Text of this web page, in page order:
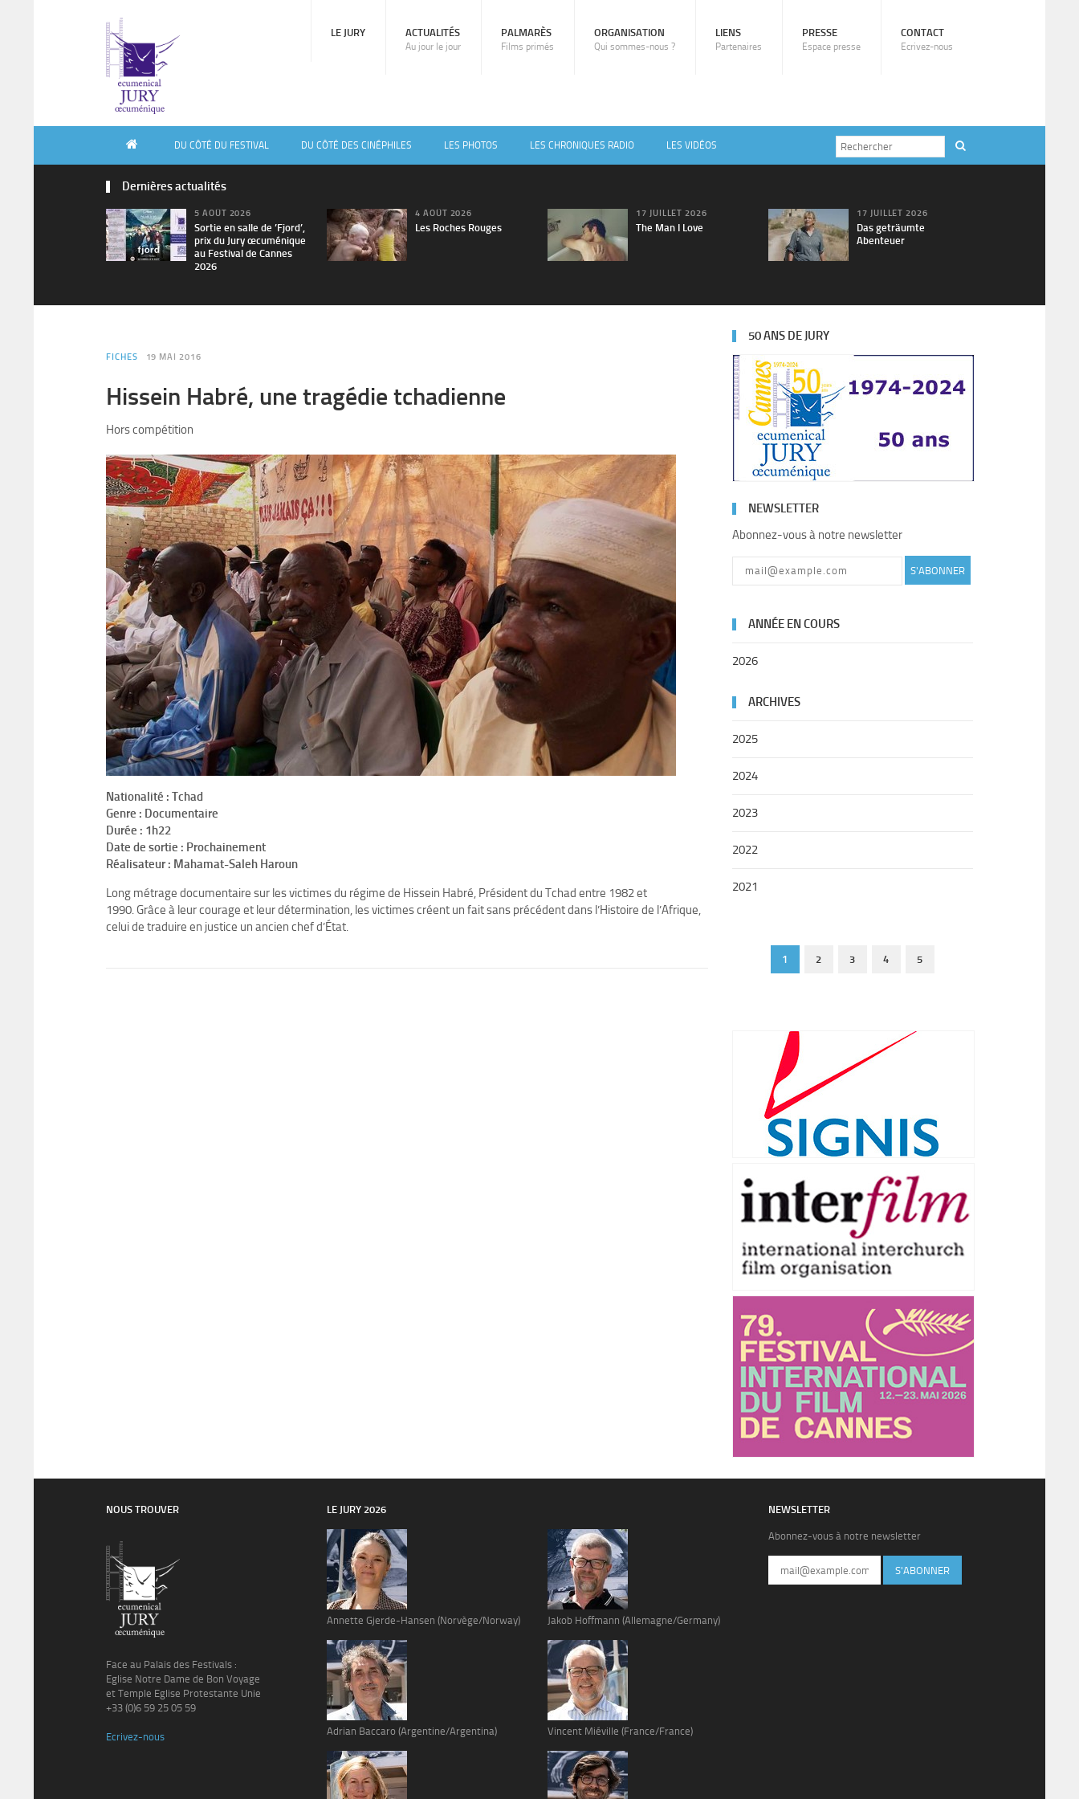
LE JURY ACTUALITÉS
Au jour le jour
PALMARÈS
Films primés
ORGANISATION
Qui sommes-nous ?
LIENS
Partenaires
PRESSE
Espace presse
CONTACT
Ecrivez-nous
DU CÔTÉ DU FESTIVAL DU CÔTÉ DES CINÉPHILES LES PHOTOS LES CHRONIQUES RADIO LES VIDÉOS
Dernières actualités
5 AOÛT 2026
Sortie en salle de ’Fjord’,
prix du Jury œcuménique
au Festival de Cannes
2026
4 AOÛT 2026
Les Roches Rouges
17 JUILLET 2026
The Man I Love
17 JUILLET 2026
Das geträumte
Abenteuer
FICHES 19 MAI 2016
Hissein Habré, une tragédie tchadienne
Hors compétition
Nationalité : Tchad
Genre : Documentaire
Durée : 1h22
Date de sortie : Prochainement
Réalisateur : Mahamat-Saleh Haroun
Long métrage documentaire sur les victimes du régime de Hissein Habré, Président du Tchad entre 1982 et
1990. Grâce à leur courage et leur détermination, les victimes créent un fait sans précédent dans l’Histoire de l’Afrique,
celui de traduire en justice un ancien chef d’État.
50 ANS DE JURY
NEWSLETTER
Abonnez-vous à notre newsletter
S'ABONNER
ANNÉE EN COURS
2026
ARCHIVES
2025
2024
2023
2022
2021
1 2 3 4 5
NOUS TROUVER
Face au Palais des Festivals :
Eglise Notre Dame de Bon Voyage
et Temple Eglise Protestante Unie
+33 (0)6 59 25 05 59
Ecrivez-nous
LE JURY 2026
Annette Gjerde-Hansen (Norvège/Norway)
Adrian Baccaro (Argentine/Argentina)
Jakob Hoffmann (Allemagne/Germany)
Vincent Miéville (France/France)
NEWSLETTER
Abonnez-vous à notre newsletter
S'ABONNER